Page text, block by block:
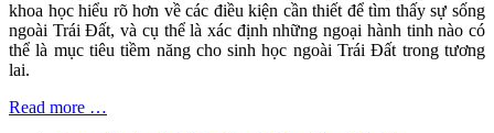
khoa học hiểu rõ hơn về các điều kiện cần thiết để tìm thấy sự sống
ngoài Trái Đất, và cụ thể là xác định những ngoại hành tinh nào có
thể là mục tiêu tiềm năng cho sinh học ngoài Trái Đất trong tương
lai.
Read more …